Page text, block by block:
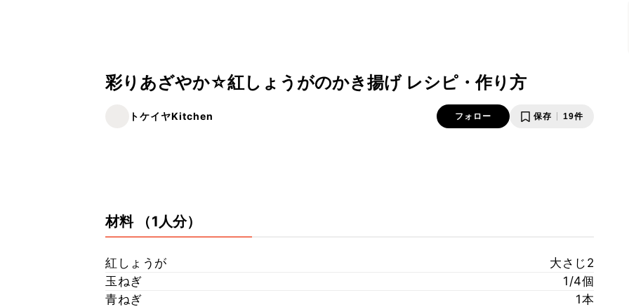
彩りあざやか☆紅しょうがのかき揚げ レシピ・作り方
トケイヤKitchen フォロー 保存 19件
材料 （1人分）
紅しょうが
大さじ2
玉ねぎ
1/4個
青ねぎ
1本